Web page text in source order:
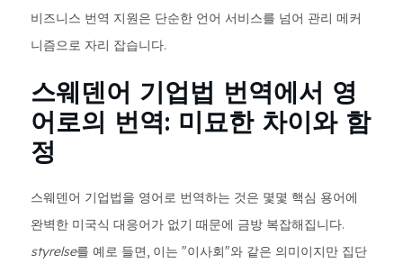
비즈니스 번역 지원은 단순한 언어 서비스를 넘어 관리 메커
니즘으로 자리 잡습니다.
스웨덴어 기업법 번역에서 영
어로의 번역: 미묘한 차이와 함
정
스웨덴어 기업법을 영어로 번역하는 것은 몇몇 핵심 용어에
완벽한 미국식 대응어가 없기 때문에 금방 복잡해집니다.
styrelse를 예로 들면, 이는 "이사회"와 같은 의미이지만 집단